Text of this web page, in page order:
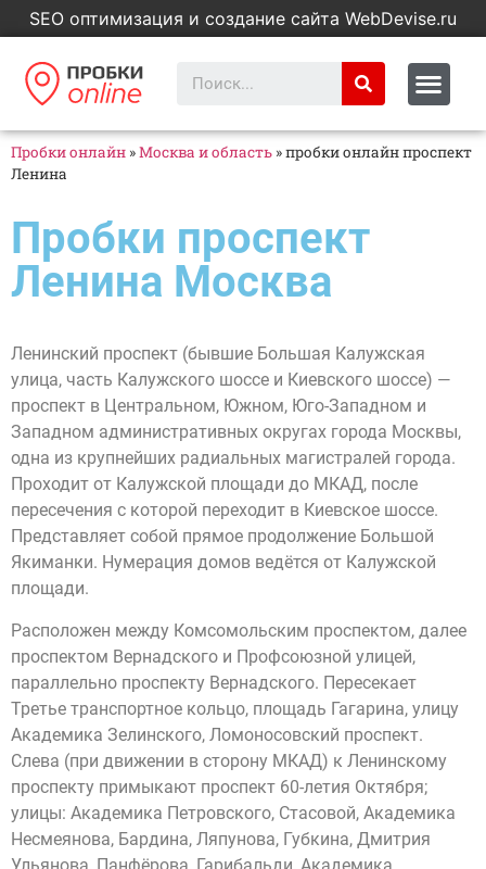
SEO оптимизация и создание сайта WebDevise.ru
Пробки онлайн »Москва и область »пробки онлайн проспект
Ленина
Пробки проспект
Ленина Москва
Ленинский проспект (бывшие Большая Калужская
улица, часть Калужского шоссе и Киевского шоссе) —
проспект в Центральном, Южном, Юго-Западном и
Западном административных округах города Москвы,
одна из крупнейших радиальных магистралей города.
Проходит от Калужской площади до МКАД, после
пересечения с которой переходит в Киевское шоссе.
Представляет собой прямое продолжение Большой
Якиманки. Нумерация домов ведётся от Калужской
площади.
Расположен между Комсомольским проспектом, далее
проспектом Вернадского и Профсоюзной улицей,
параллельно проспекту Вернадского. Пересекает
Третье транспортное кольцо, площадь Гагарина, улицу
Академика Зелинского, Ломоносовский проспект.
Слева (при движении в сторону МКАД) к Ленинскому
проспекту примыкают проспект 60-летия Октября;
улицы: Академика Петровского, Стасовой, Академика
Несмеянова, Бардина, Ляпунова, Губкина, Дмитрия